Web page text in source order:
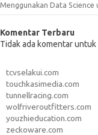
Menggunakan Data
Komentar Terbaru
Tidak ada komentar
tcvselakui.com
touchkasimedia.com
tunnellracing.com
wolfriveroutfitters.com
youzhieducation.com
zeckoware.com